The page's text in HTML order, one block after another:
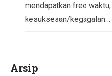
mendapatkan free waktu,
kesuksesan/kegagalan…
Arsip